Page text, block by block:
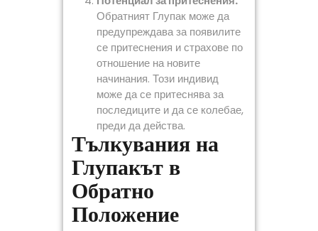
Обратният Глупак може да
предупреждава за появилите
се притеснения и страхове по
отношение на новите
начинания. Този индивид
може да се притеснява за
последиците и да се колебае,
преди да действа.
Тълкувания на
Глупакът в
Обратно
Положение